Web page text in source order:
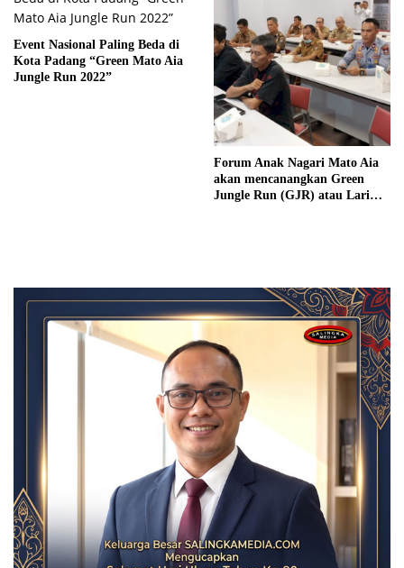
Event Nasional Paling Beda di
Kota Padang “Green Mato Aia
Jungle Run 2022”
Forum Anak Nagari Mato Aia
akan mencanangkan Green
Jungle Run (GJR) atau Lari